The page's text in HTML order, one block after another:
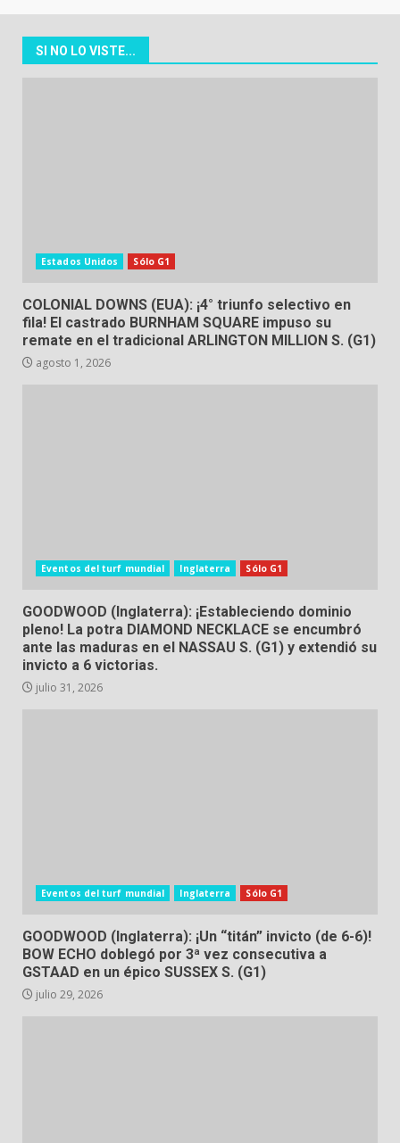
SI NO LO VISTE...
Estados Unidos Sólo G1
COLONIAL DOWNS (EUA): ¡4° triunfo selectivo en
fila! El castrado BURNHAM SQUARE impuso su
remate en el tradicional ARLINGTON MILLION S. (G1)
agosto 1, 2026
Eventos del turf mundial Inglaterra Sólo G1
GOODWOOD (Inglaterra): ¡Estableciendo dominio
pleno! La potra DIAMOND NECKLACE se encumbró
ante las maduras en el NASSAU S. (G1) y extendió su
invicto a 6 victorias.
julio 31, 2026
Eventos del turf mundial Inglaterra Sólo G1
GOODWOOD (Inglaterra): ¡Un “titán” invicto (de 6-6)!
BOW ECHO doblegó por 3ª vez consecutiva a
GSTAAD en un épico SUSSEX S. (G1)
julio 29, 2026